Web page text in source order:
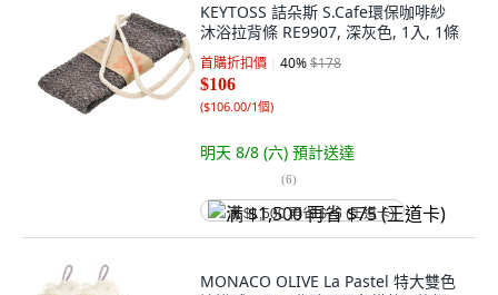
KEYTOSS 詰朵斯 S.Cafe環保咖啡紗
沐浴拉背條 RE9907, 深灰色, 1入, 1條
首購折扣價 40%$178
$106
($106.00/1個)
明天 8/8 (六) 預計送達
(6)
满 $1,500 再省 $75 (王道卡)
MONACO OLIVE La Pastel 特大雙色